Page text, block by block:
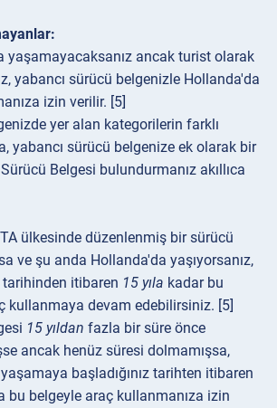
yaşamayacaksanız ancak turist olarak
yabancı sürücü belgenizle Hollanda'da
izin verilir. [5]
yer alan kategorilerin farklı
yabancı sürücü belgenize ek olarak bir
Belgesi bulundurmanız akıllıca
ülkesinde düzenlenmiş bir sürücü
ve şu anda Hollanda'da yaşıyorsanız,
itibaren 15 yıla kadar bu
kullanmaya devam edebilirsiniz. [5]
15 yıldan fazla bir süre önce
ancak henüz süresi dolmamışsa,
başladığınız tarihten itibaren
bu belgeyle araç kullanmanıza izin